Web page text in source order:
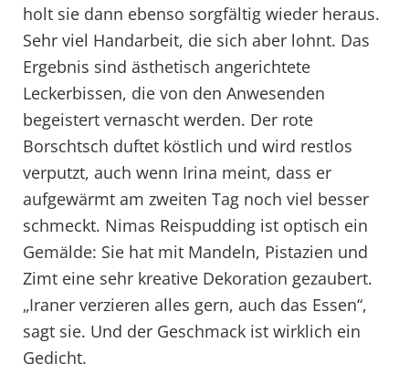
holt sie dann ebenso sorgfältig wieder heraus.
Sehr viel Handarbeit, die sich aber lohnt. Das
Ergebnis sind ästhetisch angerichtete
Leckerbissen, die von den Anwesenden
begeistert vernascht werden. Der rote
Borschtsch duftet köstlich und wird restlos
verputzt, auch wenn Irina meint, dass er
aufgewärmt am zweiten Tag noch viel besser
schmeckt. Nimas Reispudding ist optisch ein
Gemälde: Sie hat mit Mandeln, Pistazien und
Zimt eine sehr kreative Dekoration gezaubert.
„Iraner verzieren alles gern, auch das Essen“,
sagt sie. Und der Geschmack ist wirklich ein
Gedicht.